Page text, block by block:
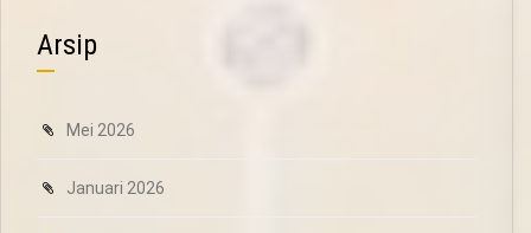
Arsip
Mei 2026
Januari 2026